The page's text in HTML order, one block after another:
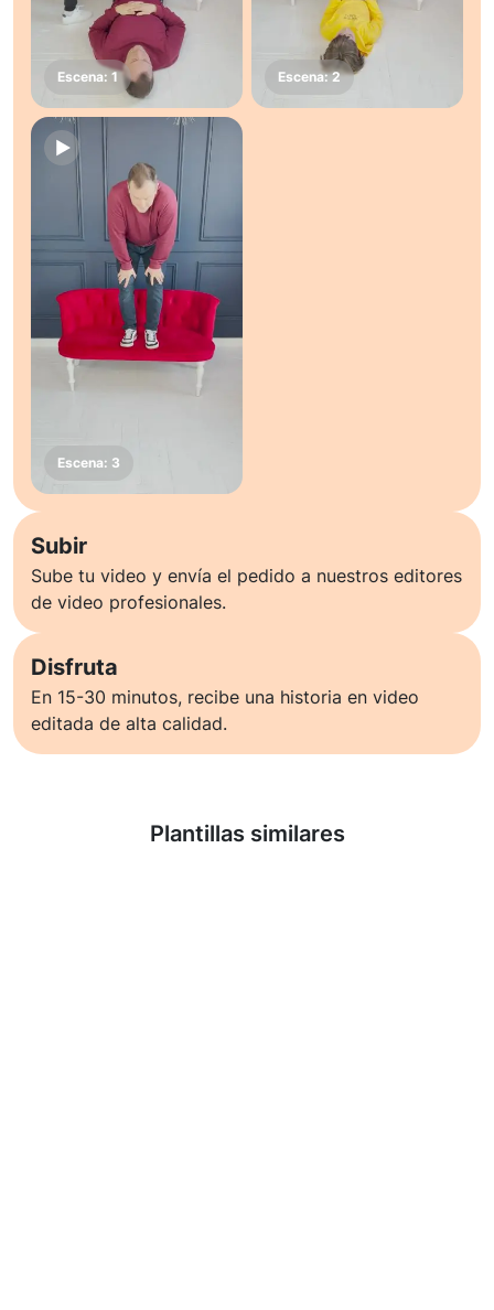
Subir
Sube tu video y envía el pedido a nuestros editores
de video profesionales.
Disfruta
En 15-30 minutos, recibe una historia en video
editada de alta calidad.
Plantillas similares
Saber más